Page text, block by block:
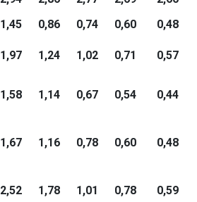
1,45 0,86 0,74 0,60
0,48
1,97 1,24 1,02 0,71
0,57
1,58 1,14 0,67 0,54 0,44
1,67 1,16 0,78 0,60 0,48
2,52 1,78 1,01 0,78 0,59